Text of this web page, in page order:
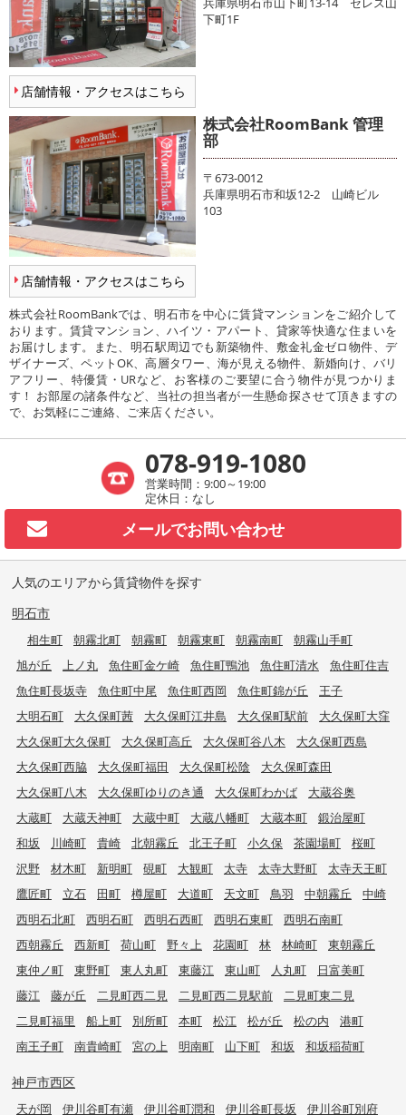
店舗情報・アクセスはこちら
下町1F
店舗情報・アクセスはこちら
株式会社RoomBank 管理
部
〒673-0012
兵庫県明石市和坂12-2 山崎ビル
103
株式会社RoomBankでは、明石市を中心に賃貸マンションをご紹介して
おります。賃貸マンション、ハイツ・アパート、貸家等快適な住まいを
お届けします。また、明石駅周辺でも新築物件、敷金礼金ゼロ物件、デ
ザイナーズ、ペットOK、高層タワー、海が見える物件、新婚向け、バリ
アフリー、特優賃・URなど、お客様のご要望に合う物件が見つかりま
す！ お部屋の諸条件など、当社の担当者が一生懸命探させて頂きますの
で、お気軽にご連絡、ご来店ください。
078-919-1080
営業時間：9:00～19:00
定休日：なし
メールでお問い合わせ
人気のエリアから賃貸物件を探す
明石市
相生町 朝霧北町 朝霧町 朝霧東町 朝霧南町
朝霧山手町
旭が丘
上ノ丸 魚住町金ケ崎 魚住町鴨池 魚住町清水
魚住町住吉
魚住町長坂寺
魚住町中尾 魚住町西岡 魚住町錦が丘
王子
大明石町
大久保町茜 大久保町江井島 大久保町駅前
大久保町大窪
大久保町大久保町
大久保町高丘 大久保町谷八木
大久保町西島
大久保町西脇
大久保町福田 大久保町松陰
大久保町森田
大久保町八木
大久保町ゆりのき通 大久保町わかば
大蔵谷奥
大蔵町
大蔵天神町 大蔵中町 大蔵八幡町 大蔵本町
鍛治屋町
和坂
川崎町 貴崎 北朝霧丘 北王子町 小久保 茶園場町
桜町
沢野
材木町 新明町 硯町 大観町 太寺 太寺大野町
太寺天王町
鷹匠町
立石 田町 樽屋町 大道町 天文町 鳥羽 中朝霧丘
中崎
西明石北町
西明石町 西明石西町 西明石東町
西明石南町
西朝霧丘
西新町 荷山町 野々上 花園町 林 林崎町
東朝霧丘
東仲ノ町
東野町 東人丸町 東藤江 東山町 人丸町
日富美町
藤江
藤が丘 二見町西二見 二見町西二見駅前
二見町東二見
二見町福里
船上町 別所町 本町 松江 松が丘 松の内
港町
南王子町
南貴崎町 宮の上 明南町 山下町 和坂 和坂稲荷町
神戸市西区
天が岡 伊川谷町有瀬 伊川谷町潤和 伊川谷町長坂
伊川谷町別府